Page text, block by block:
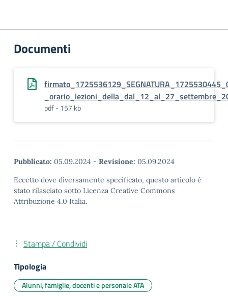
Documenti
pdf - 157 kb
Pubblicato: 05.09.2024 - Revisione: 05.09.2024
Eccetto dove diversamente specificato, questo articolo è
stato rilasciato sotto Licenza Creative Commons
Attribuzione 4.0 Italia.
Stampa / Condividi
Tipologia
Alunni, famiglie, docenti e personale ATA